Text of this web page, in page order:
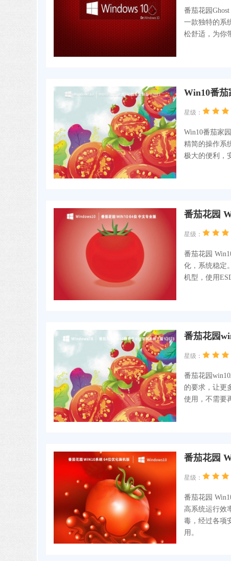
番茄花园
一款独特的系
松舒适，为你
Win10番茄
星级：
Win10番茄家
精简的操作系
极大的便利，
番茄花园
星级：
番茄花园
化，系统稳定
机型，使用
番茄花园
星级：
番茄花园
的要求，让更
使用，不需要
番茄花园
星级：
番茄花园
高系统运行效
毒，经过各项
用。